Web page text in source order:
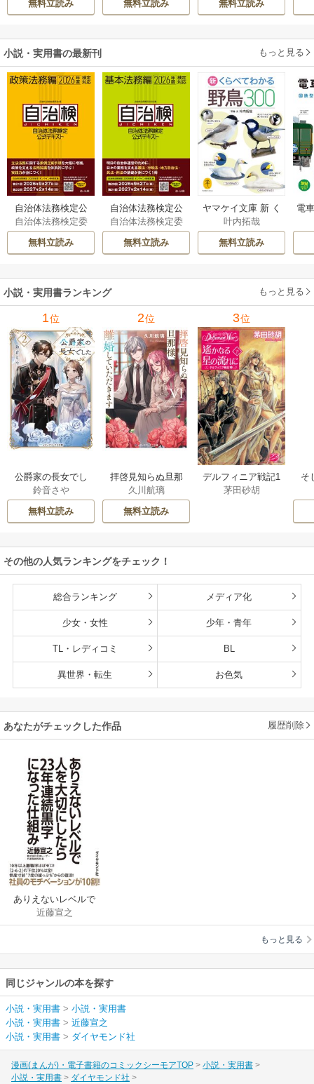
無料立読み
溺愛されています
無料立読み
伝～
無料立読み
小説・実用書の最新刊 もっと見る
自治体法務検定公
式テキスト 政策
法務編 ２０２６
年度検定対応 1巻
自治体法務検定委
員会
無料立読み
自治体法務検定公
式テキスト 基本
法務編 ２０２６
年度検定対応 1巻
自治体法務検定委
員会
無料立読み
ヤマケイ文庫 新 く
らべてわかる野鳥3
00 1巻
叶内拓哉
無料立読み
電
小説・実用書ランキング もっと見る
1位
公爵家の長女でし
た
鈴音さや
無料立読み
2位
拝啓見知らぬ旦那
様、離婚していた
だきます
久川航璃
無料立読み
3位
デルフィニア戦記1
茅田砂胡
そ
その他の人気ランキングをチェック！
総合ランキング メディア化
少女・女性 少年・青年
TL・レディコミ BL
異世界・転生 お色気
あなたがチェックした作品 履歴削除
ありえないレベルで
人を大切にしたら23
年連続黒字になった
近藤宣之
もっと見る
同じジャンルの本を探す
小説・実用書 > 小説・実用書
小説・実用書 > 近藤宣之
小説・実用書 > ダイヤモンド社
漫画(まんが)・電子書籍のコミックシーモアTOP
小説・実用書
小説・実用書
ダイヤモンド社